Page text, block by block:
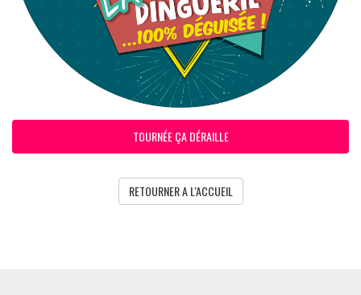
TOURNÉE ÇA DÉRAILLE
RETOURNER A L'ACCUEIL